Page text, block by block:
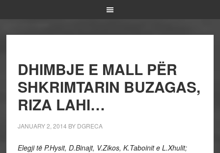
DHIMBJE E MALL PËR
SHKRIMTARIN BUZAGAS,
RIZA LAHI…
JANUARY 2, 2014 BY DGRECA
Elegji të P.Hysit, D.Binajt, V.Zikos, K.Taboinit e L.Xhulit;